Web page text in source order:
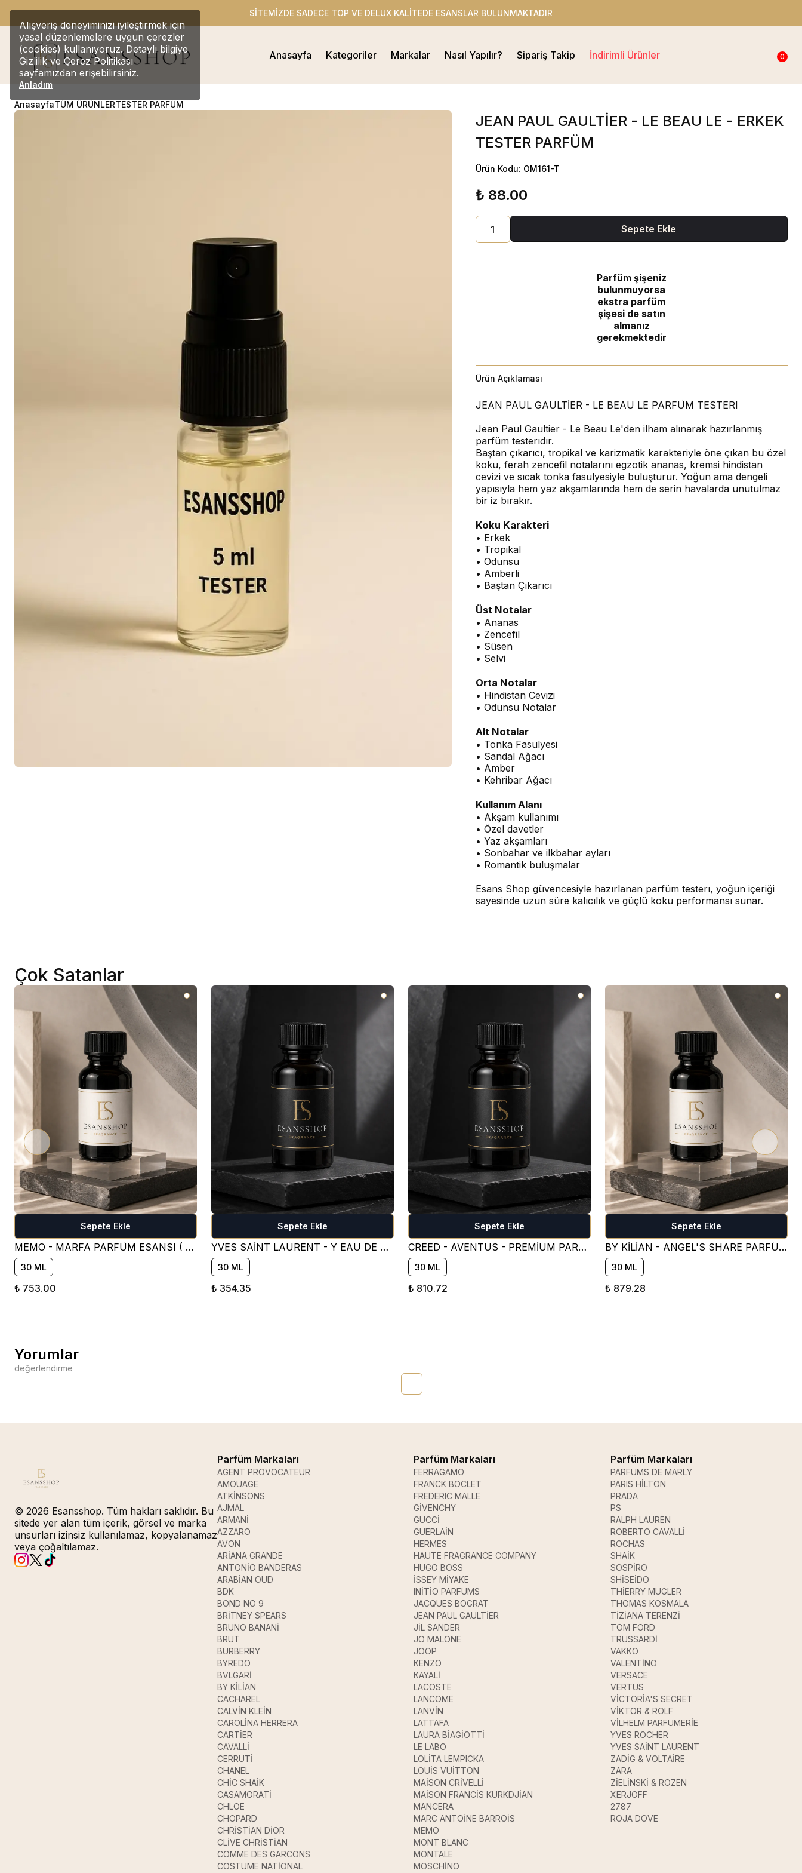
Alışveriş deneyiminizi iyileştirmek için
yasal düzenlemelere uygun çerezler
(cookies) kullanıyoruz. Detaylı bilgiye
Gizlilik ve Çerez Politikası
sayfamızdan erişebilirsiniz.
Anladım
SİTEMİZDE SADECE TOP VE DELUX KALİTEDE ESANSLAR BULUNMAKTADIR
Anasayfa Kategoriler Markalar Nasıl Yapılır? Sipariş Takip İndirimli Ürünler 0
AnasayfaTÜM ÜRÜNLERTESTER PARFÜM
JEAN PAUL GAULTİER - LE BEAU LE - ERKEK
TESTER PARFÜM
Ürün Kodu: OM161-T
₺ 88.00
Sepete Ekle
Parfüm şişeniz
bulunmuyorsa
ekstra parfüm
şişesi de satın
almanız
gerekmektedir
Ürün Açıklaması
JEAN PAUL GAULTİER - LE BEAU LE PARFÜM TESTERI
Jean Paul Gaultier - Le Beau Le'den ilham alınarak hazırlanmış
parfüm testerıdır.
Baştan çıkarıcı, tropikal ve karizmatik karakteriyle öne çıkan bu özel
koku, ferah zencefil notalarını egzotik ananas, kremsi hindistan
cevizi ve sıcak tonka fasulyesiyle buluşturur. Yoğun ama dengeli
yapısıyla hem yaz akşamlarında hem de serin havalarda unutulmaz
bir iz bırakır.
Koku Karakteri
• Erkek
• Tropikal
• Odunsu
• Amberli
• Baştan Çıkarıcı
Üst Notalar
• Ananas
• Zencefil
• Süsen
• Selvi
Orta Notalar
• Hindistan Cevizi
• Odunsu Notalar
Alt Notalar
• Tonka Fasulyesi
• Sandal Ağacı
• Amber
• Kehribar Ağacı
Kullanım Alanı
• Akşam kullanımı
• Özel davetler
• Yaz akşamları
• Sonbahar ve ilkbahar ayları
• Romantik buluşmalar
Esans Shop güvencesiyle hazırlanan parfüm testerı, yoğun içeriği
sayesinde uzun süre kalıcılık ve güçlü koku performansı sunar.
Çok Satanlar
Sepete Ekle
MEMO - MARFA PARFÜM ESANSI ( ÇİÇEKSİ )
30 ML
₺ 753.00
Sepete Ekle
YVES SAİNT LAURENT - Y EAU DE PARFUM PARFÜM ESANSI ( TATLI )
30 ML
₺ 354.35
Sepete Ekle
CREED - AVENTUS - PREMİUM PARFÜM ESANSI ( FRESH )
30 ML
₺ 810.72
Sepete Ekle
BY KİLİAN - ANGEL'S SHARE PARFÜM ESANSI ( TATLI )
30 ML
₺ 879.28
Yorumlar
değerlendirme
© 2026 Esansshop. Tüm hakları saklıdır. Bu
sitede yer alan tüm içerik, görsel ve marka
unsurları izinsiz kullanılamaz, kopyalanamaz
veya çoğaltılamaz.
Parfüm Markaları
AGENT PROVOCATEUR
AMOUAGE
ATKİNSONS
AJMAL
ARMANİ
AZZARO
AVON
ARİANA GRANDE
ANTONİO BANDERAS
ARABİAN OUD
BDK
BOND NO 9
BRİTNEY SPEARS
BRUNO BANANİ
BRUT
BURBERRY
BYREDO
BVLGARİ
BY KİLİAN
CACHAREL
CALVİN KLEİN
CAROLİNA HERRERA
CARTİER
CAVALLİ
CERRUTİ
CHANEL
CHİC SHAİK
CASAMORATİ
CHLOE
CHOPARD
CHRİSTİAN DİOR
CLİVE CHRİSTİAN
COMME DES GARCONS
COSTUME NATİONAL
Parfüm Markaları
FERRAGAMO
FRANCK BOCLET
FREDERIC MALLE
GİVENCHY
GUCCİ
GUERLAİN
HERMES
HAUTE FRAGRANCE COMPANY
HUGO BOSS
İSSEY MİYAKE
INİTİO PARFUMS
JACQUES BOGRAT
JEAN PAUL GAULTİER
JİL SANDER
JO MALONE
JOOP
KENZO
KAYALİ
LACOSTE
LANCOME
LANVİN
LATTAFA
LAURA BİAGİOTTİ
LE LABO
LOLİTA LEMPICKA
LOUİS VUİTTON
MAİSON CRİVELLİ
MAİSON FRANCİS KURKDJİAN
MANCERA
MARC ANTOİNE BARROİS
MEMO
MONT BLANC
MONTALE
MOSCHİNO
Parfüm Markaları
PARFUMS DE MARLY
PARIS HİLTON
PRADA
PS
RALPH LAUREN
ROBERTO CAVALLİ
ROCHAS
SHAİK
SOSPİRO
SHİSEİDO
THİERRY MUGLER
THOMAS KOSMALA
TİZİANA TERENZİ
TOM FORD
TRUSSARDİ
VAKKO
VALENTİNO
VERSACE
VERTUS
VİCTORİA'S SECRET
VİKTOR & ROLF
VİLHELM PARFUMERİE
YVES ROCHER
YVES SAİNT LAURENT
ZADİG & VOLTAİRE
ZARA
ZİELİNSKİ & ROZEN
XERJOFF
2787
ROJA DOVE